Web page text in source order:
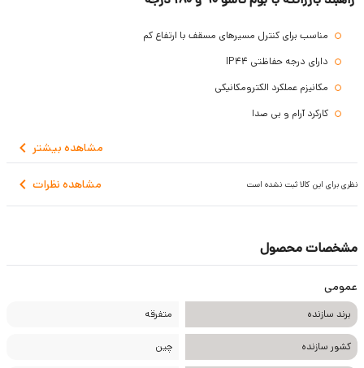
مناسب برای کنترل مسیرهای مسقف با ارتفاع کم
دارای درجه حفاظتی IP44
مکانیزم عملکرد الکترومکانیکی
کارکرد آرام و بی صدا
گارانتی یک ساله
مشاهده بیشتر
مشاهده نظرات نظری برای این کالا ثبت نشده است
مشخصات محصول
عمومی
برند سازنده متفرقه
کشور سازنده چین